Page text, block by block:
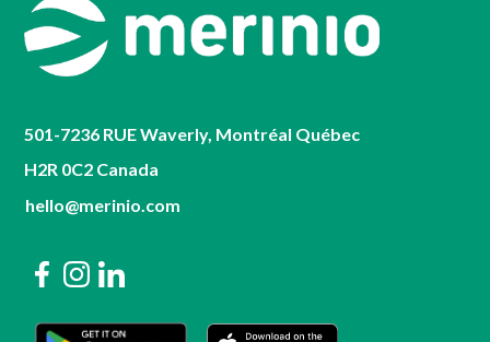
501-7236 RUE Waverly, Montréal Québec
H2R 0C2 Canada
hello@merinio.com